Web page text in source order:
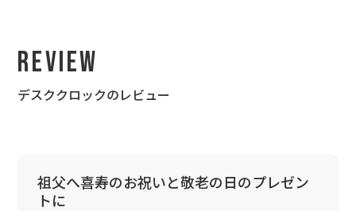
Review
デスククロックのレビュー
祖父へ喜寿のお祝いと敬老の日のプレゼン
トに